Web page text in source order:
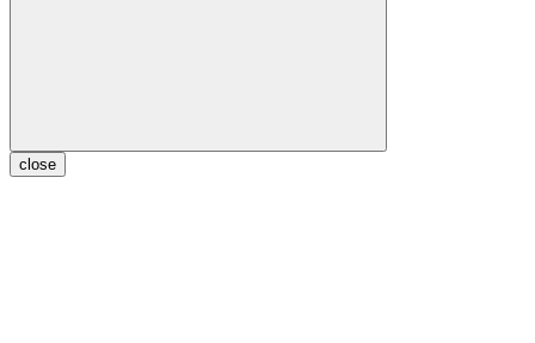
close